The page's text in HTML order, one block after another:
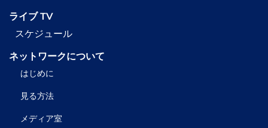
ライブ TV
スケジュール
ネットワークについて
はじめに
見る方法
メディア室